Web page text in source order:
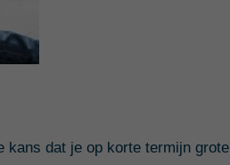
kans dat je op korte termijn grote